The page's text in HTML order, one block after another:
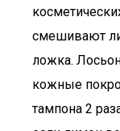
смешивают
ложка.
кожные
тампона 2